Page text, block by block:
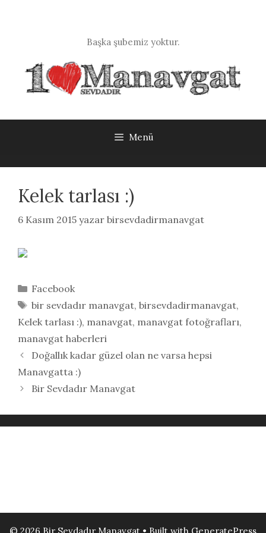
Başka şubemiz yoktur.
Menü
Kelek tarlası :)
6 Kasım 2015 yazar birsevdadirmanavgat
Kategoriler
Facebook
Etiketler
bir sevdadır manavgat, birsevdadirmanavgat,
Kelek tarlası :), manavgat, manavgat fotoğrafları,
manavgat haberleri
Doğallık kadar güzel olan ne varsa hepsi
Manavgatta :)
Bir Sevdadır Manavgat